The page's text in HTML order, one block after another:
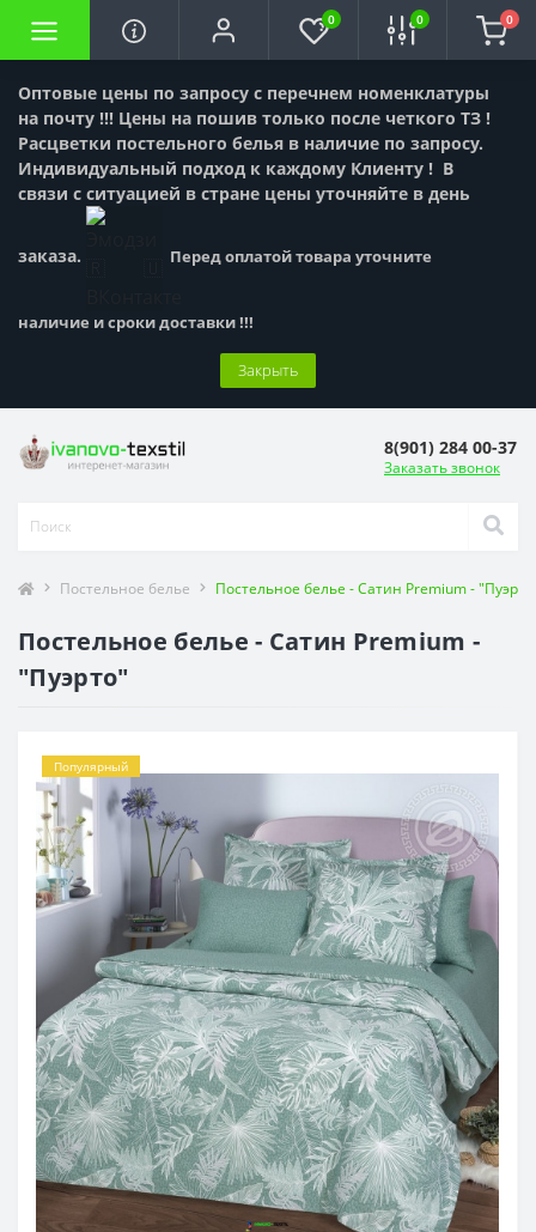
Оптовые цены по запросу с перечнем номенклатуры
на почту !!! Цены на пошив только после четкого ТЗ !
Расцветки постельного белья в наличие по запросу.
Индивидуальный подход к каждому Клиенту ! В
связи с ситуацией в стране цены уточняйте в день
заказа. Перед оплатой товара уточните
наличие и сроки доставки !!!
Закрыть
0 0 0
8(901) 284 00-37
Заказать звонок
Постельное белье Постельное белье - Сатин Premium -
Постельное белье - Сатин Premium -
"Пуэрто"
Популярный